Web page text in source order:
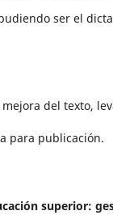
ser el
del texto,
para publicación.
superior: